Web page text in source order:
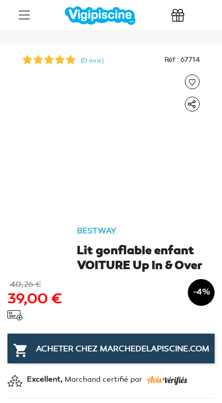
(0 avis) Réf : 67714
BESTWAY
Lit gonflable enfant
VOITURE Up In & Over
Bestway 160x84x58 cm
40,26 €
-4%
39,00 €
 ACHETER CHEZ MARCHEDELAPISCINE.COM
Excellent, Marchand certifié par